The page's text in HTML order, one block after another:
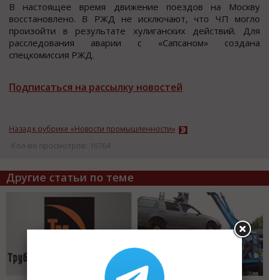
В наcтоящее время движение поездов на Москву
восстановлено. В РЖД не исключают, что ЧП могло
произойти в результате хулиганских действий. Для
расследования аварии с «Сапсаном» создана
спецкомиссия РЖД.
Подписаться на рассылку новостей
Назад к рубрике «Новости промышленности»
Кол-во просмотров: 16764
Другие статьи по теме